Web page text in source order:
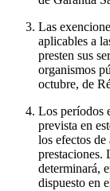
Las
aplicables a
presten sus
organismos
octubre, de
Los períodos
prevista en
los efectos
prestaciones.
determinará,
dispuesto en